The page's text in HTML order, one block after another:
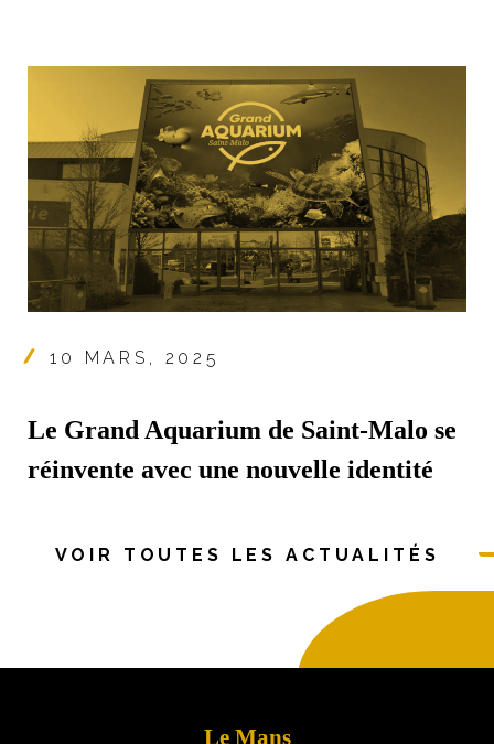
10 MARS, 2025
Le Grand Aquarium de Saint-Malo se
réinvente avec une nouvelle identité
VOIR TOUTES LES ACTUALITÉS
Le Mans